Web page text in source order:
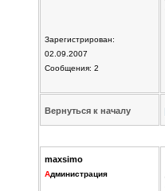
Зарегистрирован:
02.09.2007
Сообщения: 2
Вернуться к началу
maxsimo
Администрация